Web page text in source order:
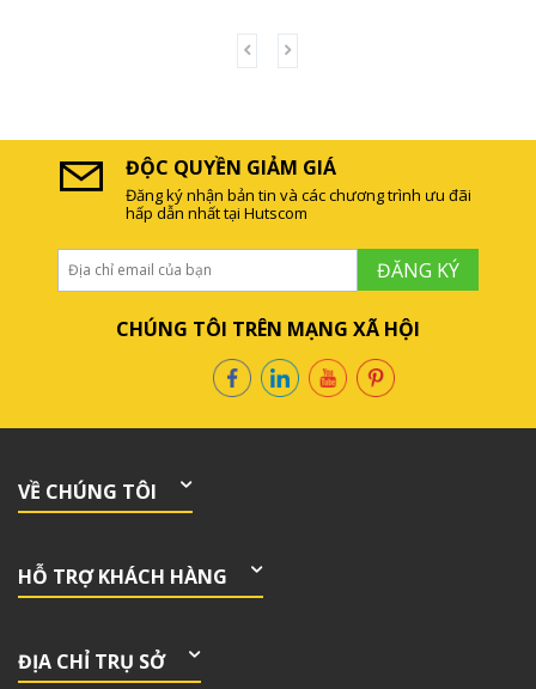
ĐỘC QUYỀN GIẢM GIÁ
Đăng ký nhận bản tin và các chương trình ưu đãi
hấp dẫn nhất tại Hutscom
ĐĂNG KÝ
CHÚNG TÔI TRÊN MẠNG XÃ HỘI
VỀ CHÚNG TÔI
HỖ TRỢ KHÁCH HÀNG
ĐỊA CHỈ TRỤ SỞ